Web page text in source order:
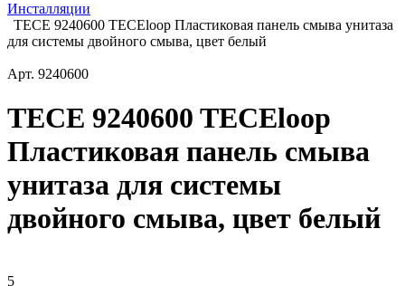
Инсталляции
TECE 9240600 TECEloop Пластиковая панель смыва унитаза
для системы двойного смыва, цвет белый
Арт. 9240600
TECE 9240600 TECEloop
Пластиковая панель смыва
унитаза для системы
двойного смыва, цвет белый
5